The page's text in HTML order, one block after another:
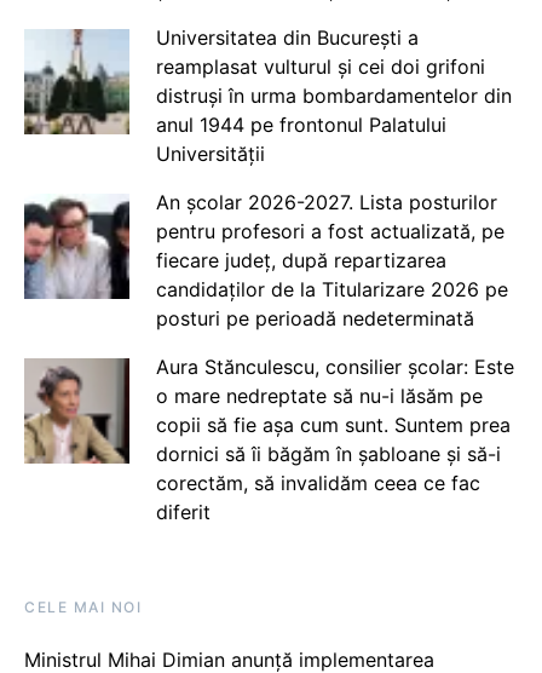
Universitatea din București a
reamplasat vulturul și cei doi grifoni
distruși în urma bombardamentelor din
anul 1944 pe frontonul Palatului
Universității
An școlar 2026-2027. Lista posturilor
pentru profesori a fost actualizată, pe
fiecare județ, după repartizarea
candidaților de la Titularizare 2026 pe
posturi pe perioadă nedeterminată
Aura Stănculescu, consilier școlar: Este
o mare nedreptate să nu-i lăsăm pe
copii să fie așa cum sunt. Suntem prea
dornici să îi băgăm în șabloane și să-i
corectăm, să invalidăm ceea ce fac
diferit
CELE MAI NOI
Ministrul Mihai Dimian anunță implementarea